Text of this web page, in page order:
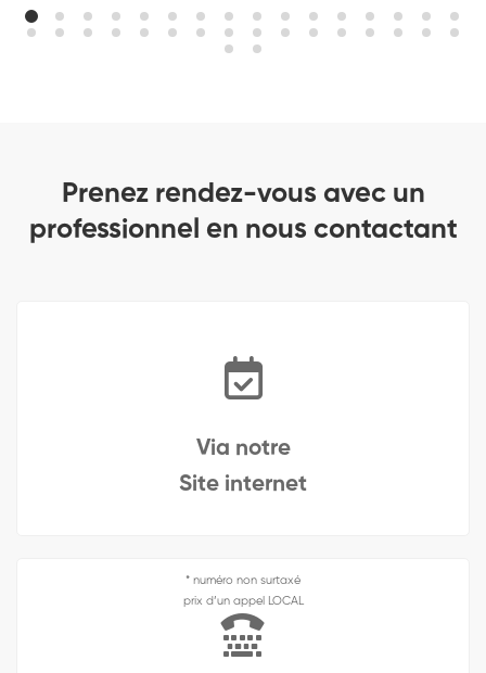
Prenez rendez-vous avec un
professionnel en nous contactant
Via notre
Site internet
* numéro non surtaxé
prix d’un appel LOCAL